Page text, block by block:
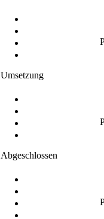
Umsetzung
Abgeschlossen